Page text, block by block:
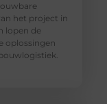
het project in
lopen de
oplossingen